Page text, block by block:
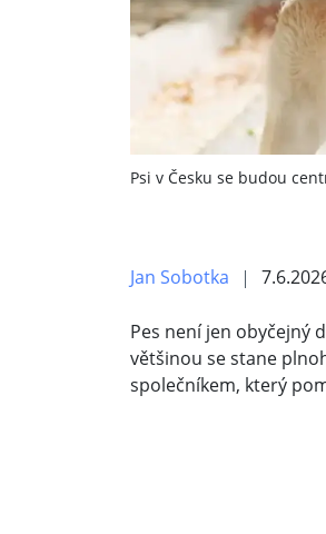
Psi v Česku se budou
Jan Sobotka
Pes není jen obyčejný
většinou se stane
společníkem, který